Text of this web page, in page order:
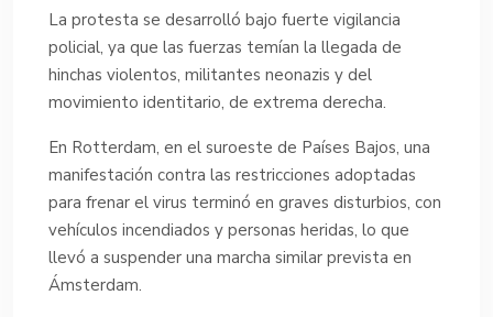
La protesta se desarrolló bajo fuerte vigilancia
policial, ya que las fuerzas temían la llegada de
hinchas violentos, militantes neonazis y del
movimiento identitario, de extrema derecha.
En Rotterdam, en el suroeste de Países Bajos, una
manifestación contra las restricciones adoptadas
para frenar el virus terminó en graves disturbios, con
vehículos incendiados y personas heridas, lo que
llevó a suspender una marcha similar prevista en
Ámsterdam.